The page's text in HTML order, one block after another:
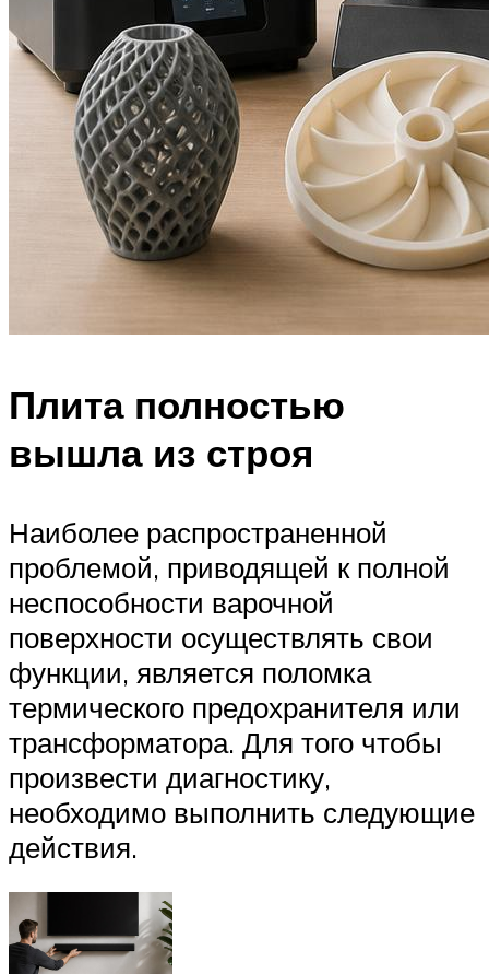
Плита полностью
вышла из строя
Наиболее распространенной
проблемой, приводящей к полной
неспособности варочной
поверхности осуществлять свои
функции, является поломка
термического предохранителя или
трансформатора. Для того чтобы
произвести диагностику,
необходимо выполнить следующие
действия.